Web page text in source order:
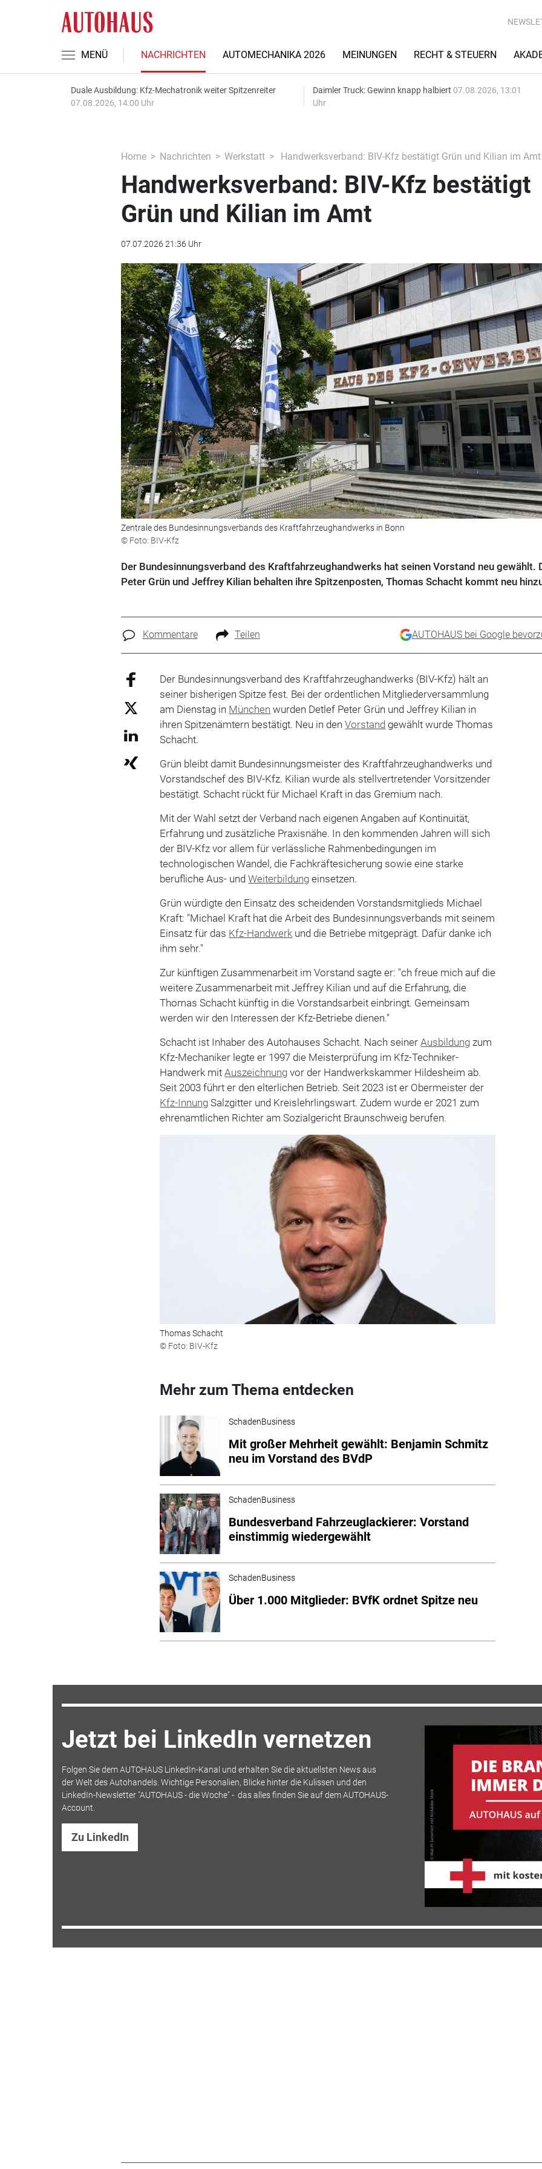
MENÜ NACHRICHTEN AUTOMECHANIKA 2026 MEINUNGEN RECHT & STEUERN
Duale Ausbildung: Kfz-Mechatronik weiter Spitzenreiter
07.08.2026, 14:00 Uhr
Daimler Truck: Gewinn knapp halbiert 07.08.2026, 13:01
Uhr
Home Nachrichten Werkstatt Handwerksverband: BIV-Kfz bestätigt Grün und Kilian im Amt
Handwerksverband: BIV-Kfz bestätigt
Grün und Kilian im Amt
07.07.2026 21:36 Uhr
Zentrale des Bundesinnungsverbands des Kraftfahrzeughandwerks in Bonn
© Foto: BIV-Kfz
Der Bundesinnungsverband des Kraftfahrzeughandwerks hat seinen Vorstand neu gewählt.
Peter Grün und Jeffrey Kilian behalten ihre Spitzenposten, Thomas Schacht kommt neu
Kommentare Teilen AUTOHAUS bei Google
Der Bundesinnungsverband des Kraftfahrzeughandwerks (BIV-Kfz) hält an
seiner bisherigen Spitze fest. Bei der ordentlichen Mitgliederversammlung
am Dienstag in München wurden Detlef Peter Grün und Jeffrey Kilian in
ihren Spitzenämtern bestätigt. Neu in denVorstand gewählt wurde Thomas
Schacht.
Grün bleibt damit Bundesinnungsmeister des Kraftfahrzeughandwerks und
Vorstandschef des BIV-Kfz. Kilian wurde als stellvertretender Vorsitzender
bestätigt. Schacht rückt für Michael Kraft in das Gremium nach.
Mit der Wahl setzt der Verband nach eigenen Angaben auf Kontinuität,
Erfahrung und zusätzliche Praxisnähe. In den kommenden Jahren will sich
der BIV-Kfz vor allem für verlässliche Rahmenbedingungen im
technologischen Wandel, die Fachkräftesicherung sowie eine starke
berufliche Aus- undWeiterbildung einsetzen.
Grün würdigte den Einsatz des scheidenden Vorstandsmitglieds Michael
Kraft: "Michael Kraft hat die Arbeit des Bundesinnungsverbands mit seinem
Einsatz für das Kfz-Handwerk und die Betriebe mitgeprägt. Dafür danke ich
ihm sehr."
Zur künftigen Zusammenarbeit im Vorstand sagte er: "ch freue mich auf die
weitere Zusammenarbeit mit Jeffrey Kilian und auf die Erfahrung, die
Thomas Schacht künftig in die Vorstandsarbeit einbringt. Gemeinsam
werden wir den Interessen der Kfz-Betriebe dienen."
Schacht ist Inhaber des Autohauses Schacht. Nach seinerAusbildung zum
Kfz-Mechaniker legte er 1997 die Meisterprüfung im Kfz-Techniker-
Handwerk mitAuszeichnung vor der Handwerkskammer Hildesheim ab.
Seit 2003 führt er den elterlichen Betrieb. Seit 2023 ist er Obermeister der
Kfz-Innung Salzgitter und Kreislehrlingswart. Zudem wurde er 2021 zum
ehrenamtlichen Richter am Sozialgericht Braunschweig berufen.
Thomas Schacht
© Foto: BIV-Kfz
Mehr zum Thema entdecken
SchadenBusiness
Mit großer Mehrheit gewählt: Benjamin Schmitz
neu im Vorstand des BVdP
SchadenBusiness
Bundesverband Fahrzeuglackierer: Vorstand
einstimmig wiedergewählt
SchadenBusiness
Über 1.000 Mitglieder: BVfK ordnet Spitze neu
Jetzt bei LinkedIn vernetzen
Folgen Sie dem AUTOHAUS LinkedIn-Kanal und erhalten Sie die aktuellsten News aus
der Welt des Autohandels. Wichtige Personalien, Blicke hinter die Kulissen und den
LinkedIn-Newsletter "AUTOHAUS - die Woche" - das alles finden Sie auf dem AUTOHAUS-
Account.
Zu LinkedIn